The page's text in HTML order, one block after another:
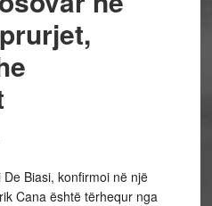
Biasi, konfirmoi në një
Cana është tërhequr nga